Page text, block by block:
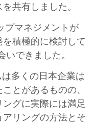
共有しました。
マネジメントが
積極的に検討して
できました。
多くの日本企業は
とがあるものの、
グに実際には満足
リングの方法とそ